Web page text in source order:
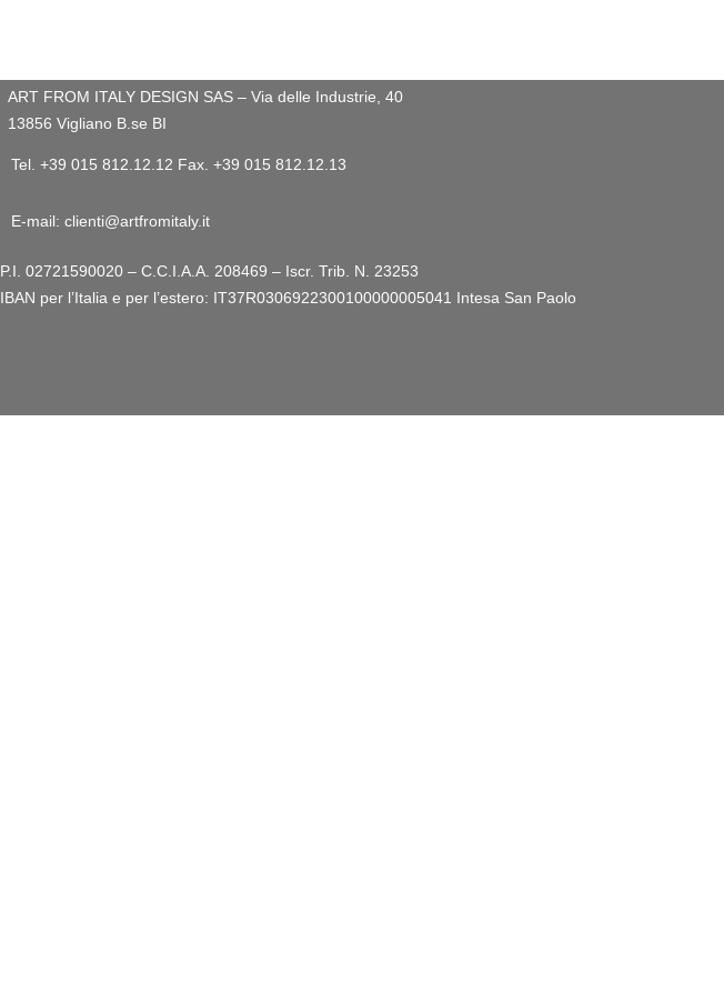
ART FROM ITALY DESIGN SAS – Via delle Industrie, 40
13856 Vigliano B.se BI
Tel. +39 015 812.12.12 Fax. +39 015 812.12.13
E-mail: clienti@artfromitaly.it
P.I. 02721590020 – C.C.I.A.A. 208469 – Iscr. Trib. N. 23253
IBAN per l’Italia e per l’estero: IT37R0306922300100000005041 Intesa San Paolo